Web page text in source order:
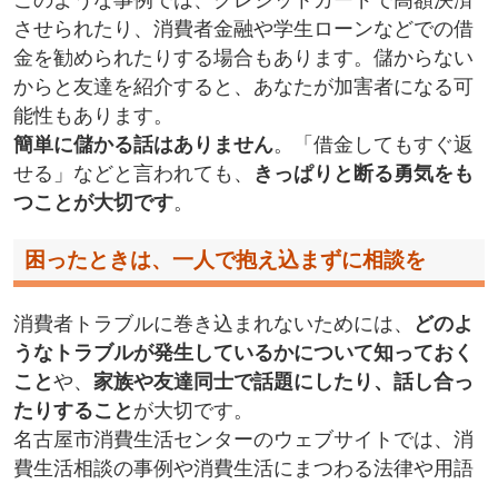
させられたり、消費者金融や学生ローンなどでの借
金を勧められたりする場合もあります。儲からない
からと友達を紹介すると、あなたが加害者になる可
能性もあります。
簡単に儲かる話はありません。「借金してもすぐ返
せる」などと言われても、
きっぱりと断る勇気をも
つことが大切です。
困ったときは、一人で抱え込まずに相談を
消費者トラブルに巻き込まれないためには、
どのよ
うなトラブルが発生しているかについて知っておく
ことや、 家族や友達同士で話題にしたり、話し合っ
たりすること が大切です。
名古屋市消費生活センターのウェブサイトでは、消
費生活相談の事例や消費生活にまつわる法律や用語